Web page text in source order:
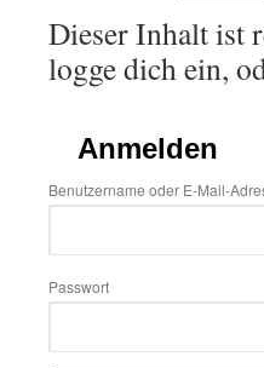
Dieser Inhalt ist
logge dich ein,
Anmelden
Benutzername oder E-Mail-
Passwort